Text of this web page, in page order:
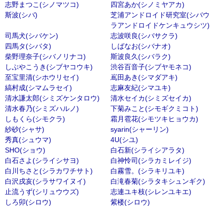
志野まつこ(シノマツコ)
四宮あか(シノミヤアカ)
斯波(シバ)
芝浦アンドロイド研究室(シバウ
ラアンドロイドケンキュウシツ)
司馬犬(シバケン)
志波咲良(シバサクラ)
四馬タ(シバタ)
しばなお(シバナオ)
柴野理奈子(シバノリナコ)
斯波良久(シバラク)
しぶやこうき(シブヤコウキ)
渋谷百音子(シブヤモネコ)
至宝里清(シホウリセイ)
嶌田あき(シマダアキ)
縞村成(シマムラセイ)
志麻友紀(シマユキ)
清水謙太郎(シミズケンタロウ)
清水セイカ(シミズセイカ)
清水春乃(シミズハルノ)
下菊みこと(シモギクミコト)
しもくら(シモクラ)
霜月雹花(シモツキヒョウカ)
紗砂(シャサ)
syarin(シャーリン)
秀真(シュウマ)
4U(シユ)
SHO(ショウ)
白石新(シライシアラタ)
白石さよ(シライシサヨ)
白神怜司(シラカミレイジ)
白川ちさと(シラカワチサト)
白霧雪。(シラキリユキ)
白沢戌亥(シラサワイヌイ)
白滝春菊(シラタキシュンギク)
止流うず(シリュウウズ)
志連ユキ枝(シレンユキエ)
しろ卯(シロウ)
紫楼(シロウ)